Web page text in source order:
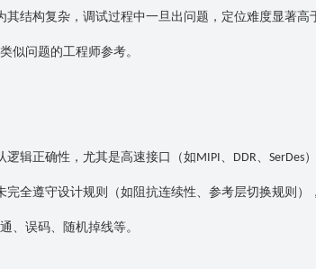
结构复杂，调试过程中一旦出问题，定位难度显著高
似问题的工程师参考。
逻辑正确性，尤其是高速接口（如MIPI、 DDR、 SerDes
完全遵守设计规则（如阻抗连续性、参考层切换规则）
、误码、随机掉线等。